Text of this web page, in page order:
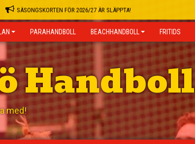
SÄSONGSKORTEN FÖR 2026/27 ÄR SLÄPPTA!
PARAHANDBOLL BEACHHANDBOLL FRITIDS
Handboll
med!